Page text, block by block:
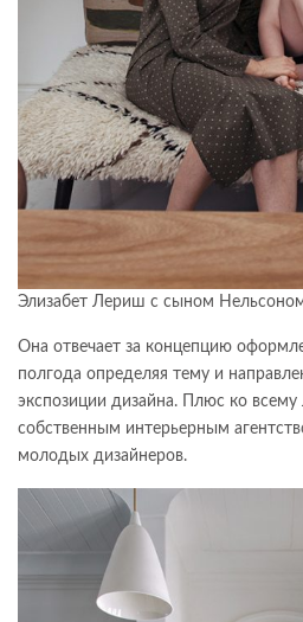
Элизабет Лериш с сыном
Она отвечает за концепцию
полгода определяя тему и
экспозиции дизайна. Плюс ко
собственным интерьерным
молодых дизайнеров.